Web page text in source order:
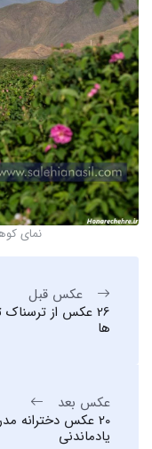
نمای
عکس قبل
26 عکس از
ها
عکس بعد
20 عکس دخترانه
یادماندنی